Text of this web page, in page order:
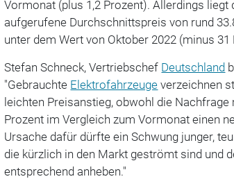
Vormonat (plus 1,2 Prozent). Allerdings
aufgerufene Durchschnittspreis von rund
unter dem Wert von Oktober 2022 (minus 31
Stefan Schneck, Vertriebschef Deutschland
"Gebrauchte Elektrofahrzeuge verzeichnen
leichten Preisanstieg, obwohl die
Prozent im Vergleich zum Vormonat einen
Ursache dafür dürfte ein Schwung junger,
die kürzlich in den Markt geströmt sind und
entsprechend anheben."